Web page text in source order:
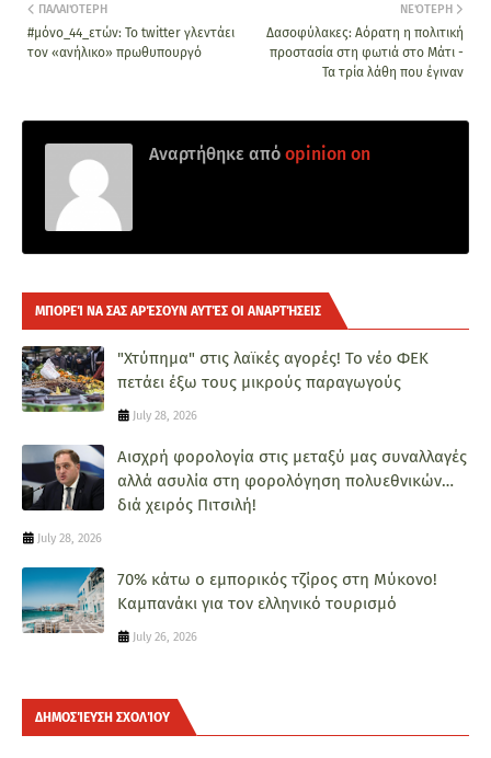
ΝΕΌΤΕΡΗ
Δασοφύλακες: Αόρατη η πολιτική
προστασία στη φωτιά στο Μάτι -
Τα τρία λάθη που έγιναν
ΠΑΛΑΙΌΤΕΡΗ
#μόνο_44_ετών: Το twitter γλεντάει
τον «ανήλικο» πρωθυπουργό
Αναρτήθηκε από opinion on
ΜΠΟΡΕΊ ΝΑ ΣΑΣ ΑΡΈΣΟΥΝ ΑΥΤΈΣ ΟΙ ΑΝΑΡΤΉΣΕΙΣ
"Χτύπημα" στις λαϊκές αγορές! Το νέο ΦΕΚ
πετάει έξω τους μικρούς παραγωγούς
July 28, 2026
Αισχρή φορολογία στις μεταξύ μας συναλλαγές
αλλά ασυλία στη φορολόγηση πολυεθνικών…
διά χειρός Πιτσιλή!
July 28, 2026
70% κάτω ο εμπορικός τζίρος στη Μύκονο!
Καμπανάκι για τον ελληνικό τουρισμό
July 26, 2026
ΔΗΜΟΣΊΕΥΣΗ ΣΧΟΛΊΟΥ